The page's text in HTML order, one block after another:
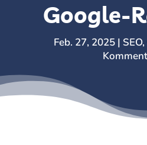
Google-
Feb. 27, 2025 SEO,